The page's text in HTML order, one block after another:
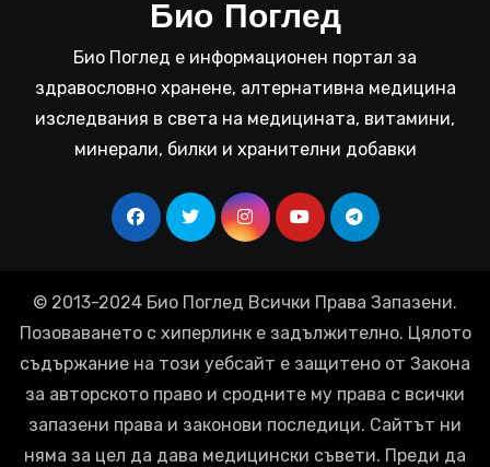
Био Поглед
Био Поглед е информационен портал за
здравословно хранене, алтернативна медицина
изследвания в света на медицината, витамини,
минерали, билки и хранителни добавки
© 2013-2024 Био Поглед Всички Права Запазени.
Позоваването с хиперлинк е задължително. Цялото
съдържание на този уебсайт е защитено от Закона
за авторското право и сродните му права с всички
запазени права и законови последици. Сайтът ни
няма за цел да дава медицински съвети. Преди да